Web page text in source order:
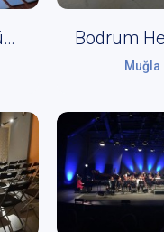
Bodrum Gümüşlük Akademisi
Muğla